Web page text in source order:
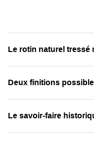
Le rotin naturel tressé
Deux finitions
Le savoir-faire